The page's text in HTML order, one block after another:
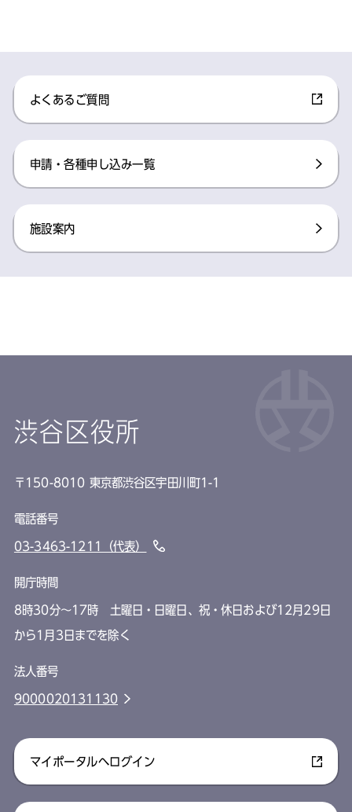
よくあるご質問
申請・各種申し込み一覧
施設案内
渋谷区役所
〒150-8010 東京都渋谷区宇田川町1-1
電話番号
03-3463-1211（代表）
開庁時間
8時30分～17時 土曜日・日曜日、祝・休日および12月29日
から1月3日までを除く
法人番号
9000020131130
マイポータルへログイン